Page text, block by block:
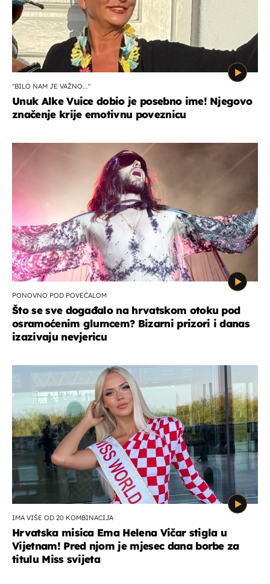
"BILO NAM JE VAŽNO..."
Unuk Alke Vuice dobio je posebno ime! Njegovo
značenje krije emotivnu poveznicu
PONOVNO POD POVEĆALOM
Što se sve događalo na hrvatskom otoku pod
osramoćenim glumcem? Bizarni prizori i danas
izazivaju nevjericu
IMA VIŠE OD 20 KOMBINACIJA
Hrvatska misica Ema Helena Vičar stigla u
Vijetnam! Pred njom je mjesec dana borbe za
titulu Miss svijeta